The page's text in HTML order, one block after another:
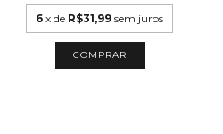
6 x de R$31,99 sem juros
COMPRAR